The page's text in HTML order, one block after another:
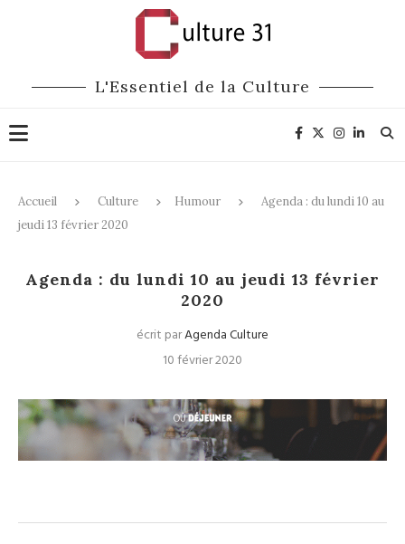
L'Essentiel de la Culture
Accueil Culture Humour
Agenda : du lundi 10 au
jeudi 13 février 2020
Agenda : du lundi 10 au jeudi 13 février
2020
écrit parAgenda Culture
10 février 2020